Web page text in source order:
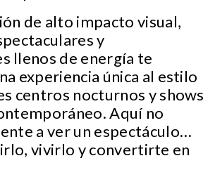
de alto impacto visual,
y
llenos de energía te
experiencia única al estilo
centros nocturnos y shows
Aquí no
a ver un espectáculo…
vivirlo y convertirte en